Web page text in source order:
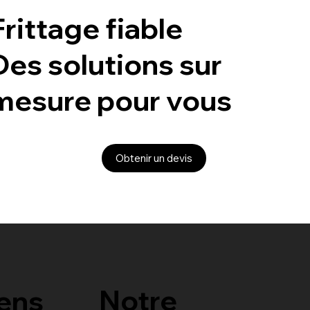
fiable
solutions sur
pour vous
Obtenir un devis
Notre